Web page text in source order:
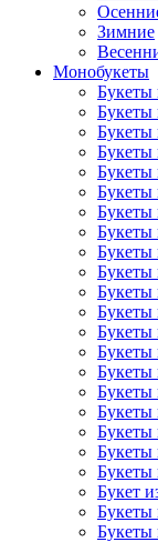
Зимние
Монобукеты
Букеты
Букеты
Букеты
Букеты
Букеты
Букеты
Букеты
Букеты
Букеты
Букеты
Букеты
Букеты
Букеты
Букеты
Букеты
Букеты
Букеты
Букеты
Букеты
Букеты
Букет
Букеты
Букеты